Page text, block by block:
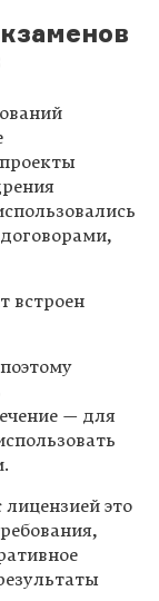
встроен
— для
это